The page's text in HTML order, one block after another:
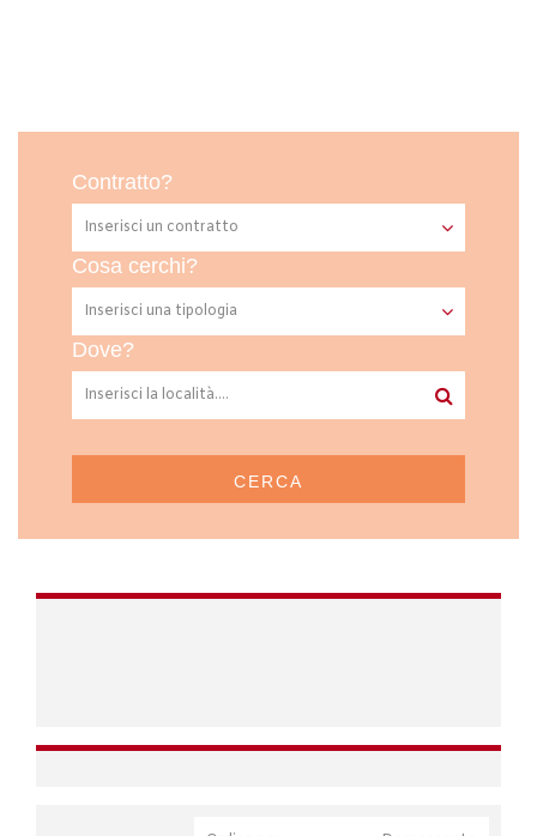
Contratto?
Cosa cerchi?
Dove?
CERCA